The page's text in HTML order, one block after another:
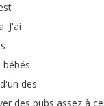
. J'ai
bébés
d'un des
des pubs assez à